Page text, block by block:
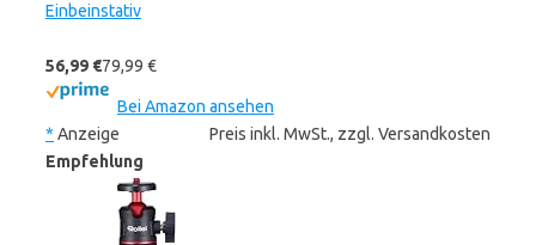
Einbeinstativ
56,99 €79,99 €
Bei Amazon ansehen
* Anzeige
Preis inkl. MwSt., zzgl. Versandkosten
Empfehlung